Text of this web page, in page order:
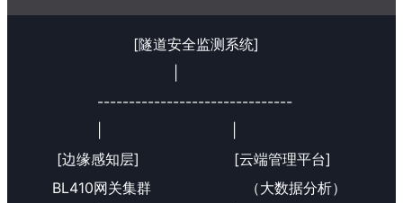
[隧道安全监测系统]
-------------------------------
[边缘感知层]                     [云端管理平台]
BL410网关集群                     （大数据分析）